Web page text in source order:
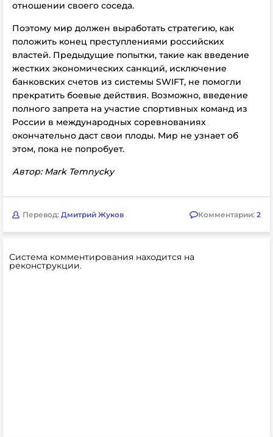
отношении своего соседа.
Поэтому мир должен выработать стратегию, как
положить конец преступлениями российских
властей. Предыдущие попытки, такие как введение
жестких экономических санкций, исключение
банковских счетов из системы SWIFT, не помогли
прекратить боевые действия. Возможно, введение
полного запрета на участие спортивных команд из
России в международных соревнованиях
окончательно даст свои плоды. Мир не узнает об
этом, пока не попробует.
Автор: Mark Temnycky
Перевод: Дмитрий Жуков Комментарии: 2
Система комментирования находится на
реконструкции.